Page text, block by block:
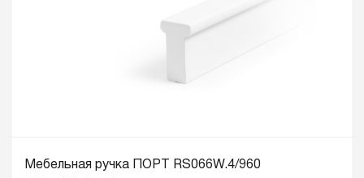
Мебельная ручка ПОРТ RS066W.4/960